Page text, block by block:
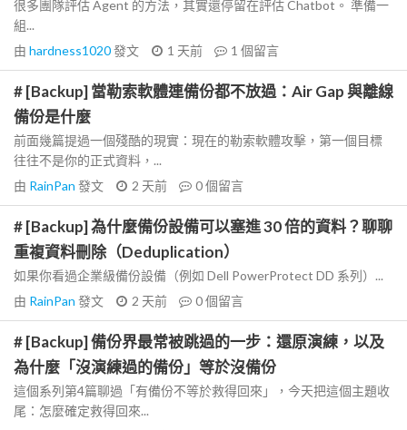
很多團隊評估 Agent 的方法，其實還停留在評估 Chatbot。 準備一
組...
由 hardness1020發文 1 天前 1 個留言
# [Backup] 當勒索軟體連備份都不放過：Air Gap 與離線
備份是什麼
前面幾篇提過一個殘酷的現實：現在的勒索軟體攻擊，第一個目標
往往不是你的正式資料，...
由 RainPan 發文 2 天前 0個留言
# [Backup] 為什麼備份設備可以塞進 30 倍的資料？聊聊
重複資料刪除（Deduplication）
如果你看過企業級備份設備（例如 Dell PowerProtect DD 系列）...
由 RainPan 發文 2 天前 0個留言
# [Backup] 備份界最常被跳過的一步：還原演練，以及
為什麼「沒演練過的備份」等於沒備份
這個系列第4篇聊過「有備份不等於救得回來」，今天把這個主題收
尾：怎麼確定救得回來...